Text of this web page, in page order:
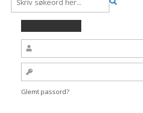
Glemt passord?